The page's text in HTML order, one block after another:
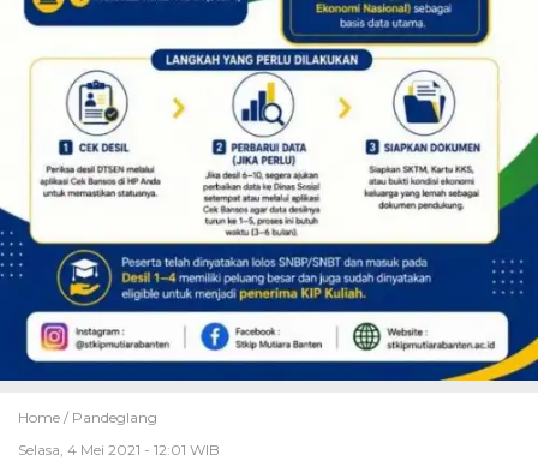
Home / Pandeglang
Selasa, 4 Mei 2021 - 12:01 WIB